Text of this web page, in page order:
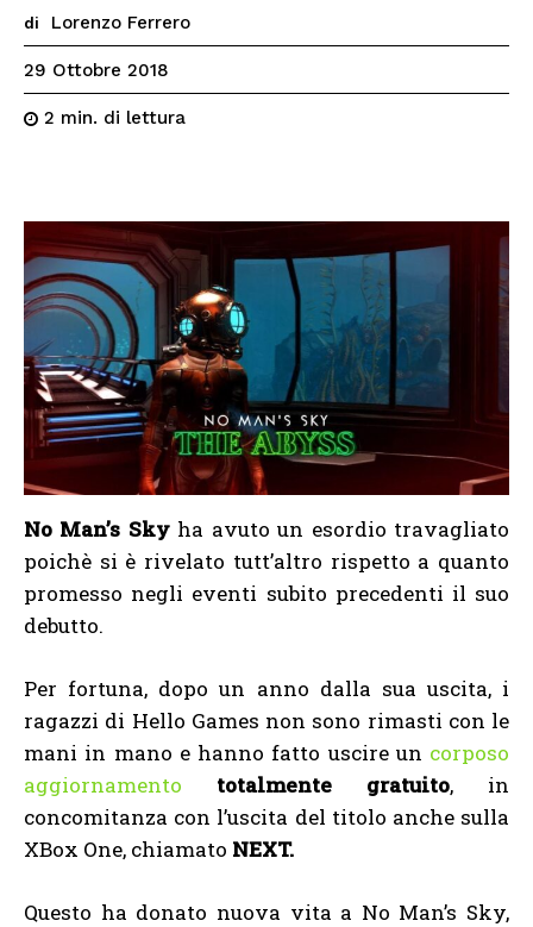
di Lorenzo Ferrero
29 Ottobre 2018
2 min. di lettura
No Man’s Skyha avuto un esordio travagliato
poichè si è rivelato tutt’altro rispetto a quanto
promesso negli eventi subito precedenti il suo
debutto.
Per fortuna, dopo un anno dalla sua uscita, i
ragazzi di Hello Games non sono rimasti con le
mani in mano e hanno fatto uscire un corposo
aggiornamento
totalmente gratuito, in
concomitanza con l’uscita del titolo anche sulla
XBox One, chiamato NEXT.
Questo ha donato nuova vita a No Man’s Sky,